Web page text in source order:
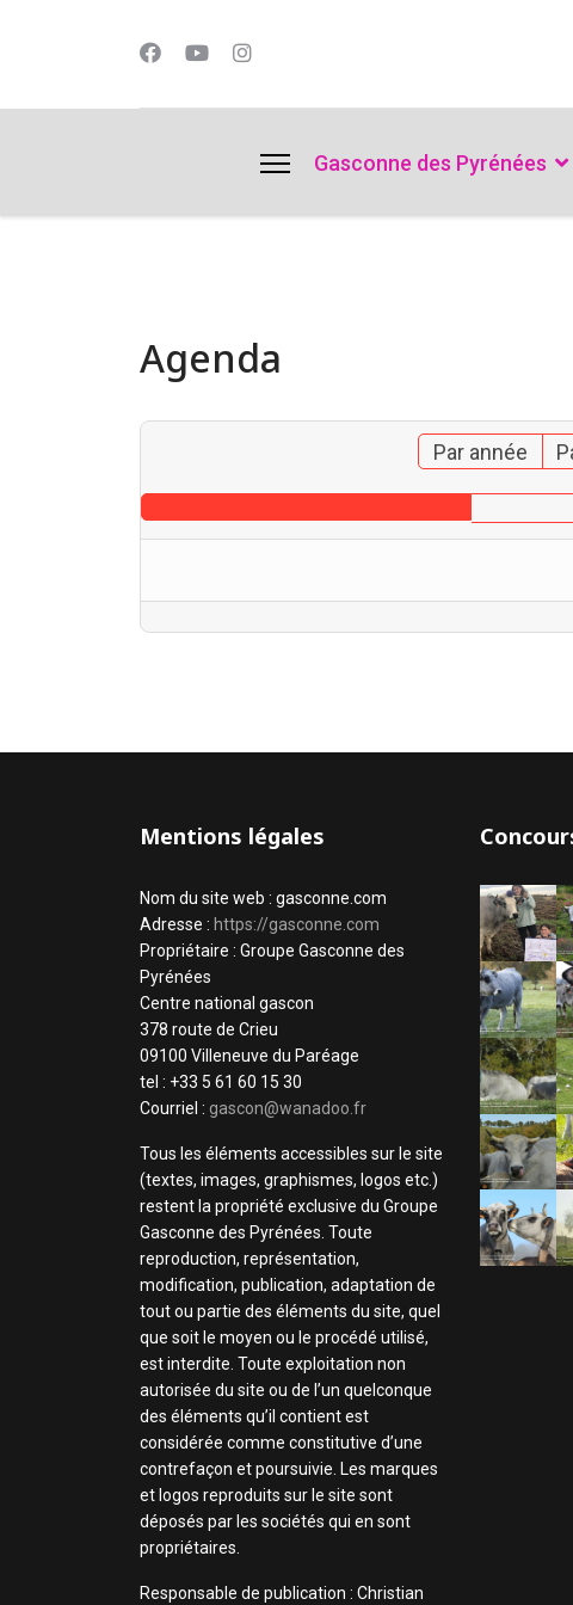
Gasconne des Pyrénées
Agenda
Par année
Mentions légales
Nom du site web : gasconne.com
Adresse : https://gasconne.com
Propriétaire : Groupe Gasconne des
Pyrénées
Centre national gascon
378 route de Crieu
09100 Villeneuve du Paréage
tel : +33 5 61 60 15 30
Courriel : gascon@wanadoo.fr
Tous les éléments accessibles sur le site
(textes, images, graphismes, logos etc.)
restent la propriété exclusive du Groupe
Gasconne des Pyrénées. Toute
reproduction, représentation,
modification, publication, adaptation de
tout ou partie des éléments du site, quel
que soit le moyen ou le procédé utilisé,
est interdite. Toute exploitation non
autorisée du site ou de l’un quelconque
des éléments qu’il contient est
considérée comme constitutive d’une
contrefaçon et poursuivie. Les marques
et logos reproduits sur le site sont
déposés par les sociétés qui en sont
propriétaires.
Responsable de publication : Christian